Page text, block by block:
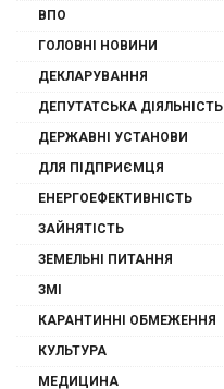
ВПО
ГОЛОВНІ НОВИНИ
ДЕКЛАРУВАННЯ
ДЕПУТАТСЬКА ДІЯЛЬНІСТЬ
ДЕРЖАВНІ УСТАНОВИ
ДЛЯ ПІДПРИЄМЦЯ
ЕНЕРГОЕФЕКТИВНІСТЬ
ЗАЙНЯТІСТЬ
ЗЕМЕЛЬНІ ПИТАННЯ
ЗМІ
КАРАНТИННІ ОБМЕЖЕННЯ
КУЛЬТУРА
МЕДИЦИНА